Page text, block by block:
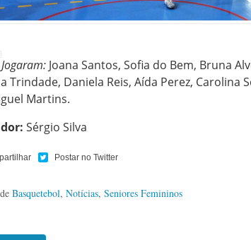
Jogaram:Joana Santos, Sofia do Bem, Bruna
Trindade, Daniela Reis, Aída Perez, Carolina
Martins.
Sérgio Silva
Basquetebol, Notícias, Seniores Femininos